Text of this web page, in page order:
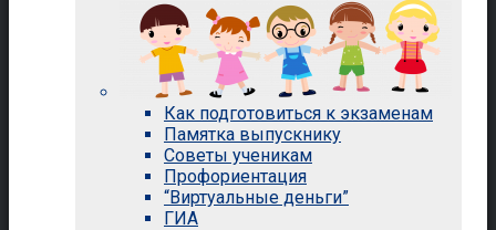
Как подготовиться к экзаменам
Памятка выпускнику
Советы ученикам
Профориентация
“Виртуальные деньги”
ГИА